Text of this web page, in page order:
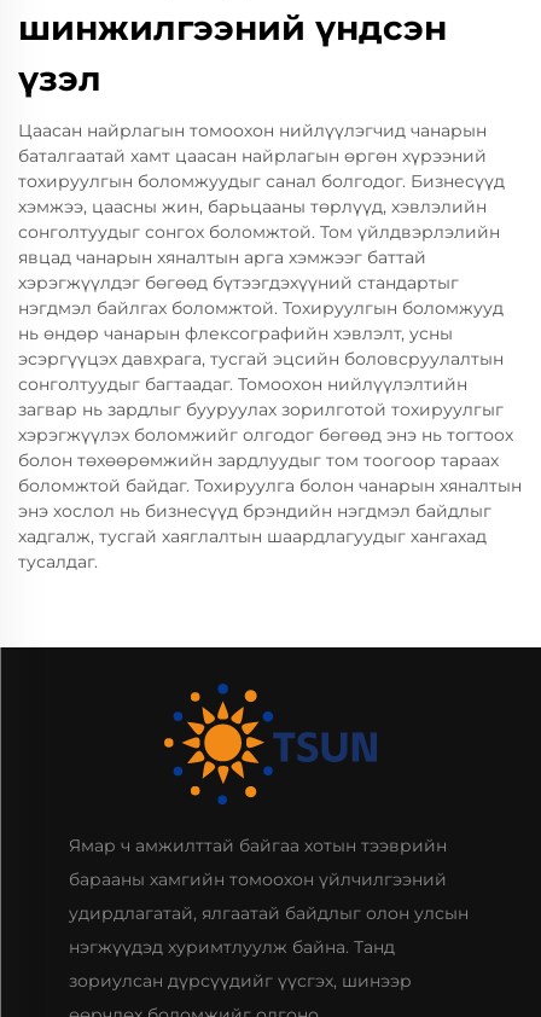
шинжилгээний үндсэн
үзэл
Цаасан найрлагын томоохон нийлүүлэгчид чанарын
баталгаатай хамт цаасан найрлагын өргөн хүрээний
тохируулгын боломжуудыг санал болгодог. Бизнесүүд
хэмжээ, цаасны жин, барьцааны төрлүүд, хэвлэлийн
сонголтуудыг сонгох боломжтой. Том үйлдвэрлэлийн
явцад чанарын хяналтын арга хэмжээг баттай
хэрэгжүүлдэг бөгөөд бүтээгдэхүүний стандартыг
нэгдмэл байлгах боломжтой. Тохируулгын боломжууд
нь өндөр чанарын флексографийн хэвлэлт, усны
эсэргүүцэх давхрага, тусгай эцсийн боловсруулалтын
сонголтуудыг багтаадаг. Томоохон нийлүүлэлтийн
загвар нь зардлыг бууруулах зорилготой тохируулгыг
хэрэгжүүлэх боломжийг олгодог бөгөөд энэ нь тогтоох
болон төхөөрөмжийн зардлуудыг том тоогоор тараах
боломжтой байдаг. Тохируулга болон чанарын хяналтын
энэ хослол нь бизнесүүд брэндийн нэгдмэл байдлыг
хадгалж, тусгай хаяглалтын шаардлагуудыг хангахад
тусалдаг.
Ямар ч амжилттай байгаа хотын тээврийн
барааны хамгийн томоохон үйлчилгээний
удирдлагатай, ялгаатай байдлыг олон улсын
нэгжүүдэд хуримтлуулж байна. Танд
зориулсан дүрсүүдийг үүсгэх, шинээр